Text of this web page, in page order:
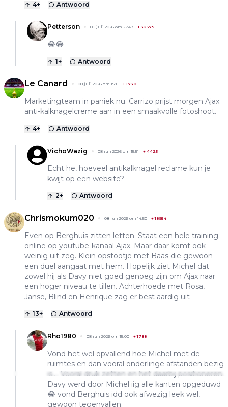
4+ Antwoord
Petterson 08 juli 2026 om 22:49 + 32579
😂😂
1+ Antwoord
Le Canard 08 juli 2026 om 15:11 +1730
Marketingteam in paniek nu. Carrizo prijst morgen Ajax
anti-kalknagelcreme aan in een smaakvolle fotoshoot.
4+ Antwoord
VichoWazig 08 juli 2026 om 15:51 + 4425
Echt he, hoeveel antikalknagel reclame kun je
kwijt op een website?
2+ Antwoord
Chrismokum020 08 juli 2026 om 14:50 +18954
Even op Berghuis zitten letten. Staat een hele training
online op youtube-kanaal Ajax. Maar daar komt ook
weinig uit zeg. Klein opstootje met Baas die gewoon
een duel aangaat met hem. Hopelijk ziet Michel dat
zowel hij als Davy niet goed genoeg zijn om Ajax naar
een hoger niveau te tillen. Achterhoede met Rosa,
Janse, Blind en Henrique zag er best aardig uit
13+ Antwoord
Rho1980 08 juli 2026 om 15:00 +1788
Vond het wel opvallend hoe Michel met de
ruimtes en dan vooral onderlinge afstanden bezig
is…. Vooral druk zetten en het daarbij positioneren.
Davy werd door Michel iig alle kanten opgeduwd
😂 vond Berghuis idd ook afwezig leek wel,
gewoon tegenvallen.